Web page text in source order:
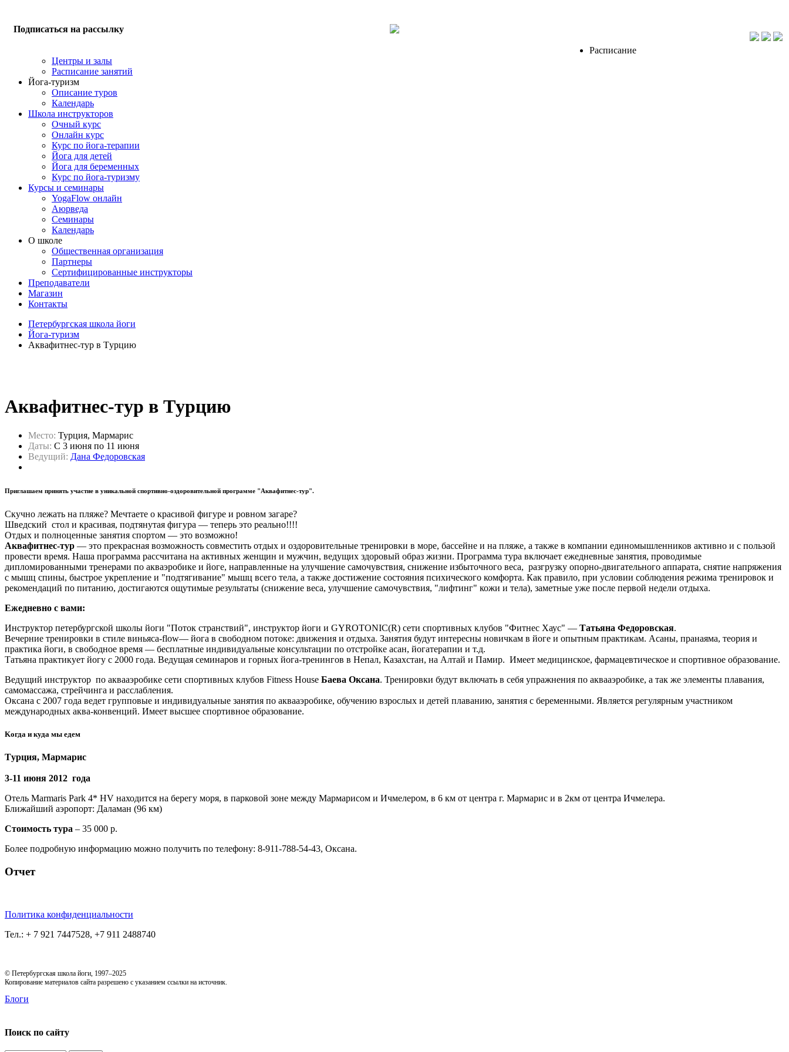
Подписаться на рассылку
Расписание
Центры и залы
Расписание занятий
Йога-туризм
Описание туров
Календарь
Школа инструкторов
Очный курс
Онлайн курс
Курс по йога-терапии
Йога для детей
Йога для беременных
Курс по йога-туризму
Курсы и семинары
YogaFlow онлайн
Аюрведа
Семинары
Календарь
О школе
Общественная организация
Партнеры
Сертифицированные инструкторы
Преподаватели
Магазин
Контакты
Петербургская школа йоги
Йога-туризм
Aквафитнес-тур в Tурцию
Aквафитнес-тур в Tурцию
Место: Турция, Мармарис
Даты: C 3 июня по 11 июня
Ведущий: Дана Федоровская
Приглашаем принять участие в уникальной спортивно-оздоровительной программе "Aквафитнес-тур".
Скучно лежать на пляже? Мечтаете о красивой фигуре и ровном загаре?
Шведский стол и красивая, подтянутая фигура — теперь это реально!!!!
Отдых и полноценные занятия спортом — это возможно!
Аквафитнес-тур — это прекрасная возможность совместить отдых и оздоровительные тренировки в море, бассейне и на пляже, а также в компании единомышленников активно и с пользой
провести время. Наша программа рассчитана на активных женщин и мужчин, ведущих здоровый образ жизни. Программа тура включает ежедневные занятия, проводимые
дипломированными тренерами по акваэробике и йоге, направленные на улучшение самочувствия, снижение избыточного веса, разгрузку опорно-двигательного аппарата, снятие напряжения
с мышц спины, быстрое укрепление и "подтягивание" мышц всего тела, а также достижение состояния психического комфорта. Как правило, при условии соблюдения режима тренировок и
рекомендаций по питанию, достигаются ощутимые результаты (снижение веса, улучшение самочувствия, "лифтинг" кожи и тела), заметные уже после первой недели отдыха.
Ежедневно с вами:
Инструктор петербургской школы йоги "Поток странствий", инструктор йоги и GYROTONIC(R) сети спортивных клубов "Фитнес Хаус" — Татьяна Федоровская.
Вечерние тренировки в стиле виньяса-flow— йога в свободном потоке: движения и отдыха. Занятия будут интересны новичкам в йоге и опытным практикам. Асаны, пранаяма, теория и
практика йоги, в свободное время — бесплатные индивидуальные консультации по отстройке асан, йогатерапии и т.д.
Татьяна практикует йогу с 2000 года. Ведущая семинаров и горных йога-тренингов в Непал, Казахстан, на Алтай и Памир. Имеет медицинское, фармацевтическое и спортивное образование.
Ведущий инструктор по аквааэробике сети спортивных клубов Fitness House Баева Оксана. Тренировки будут включать в себя упражнения по аквааэробике, а так же элементы плавания,
самомассажа, стрейчинга и расслабления.
Оксана с 2007 года ведет групповые и индивидуальные занятия по аквааэробике, обучению взрослых и детей плаванию, занятия с беременными. Является регулярным участником
международных аква-конвенций. Имеет высшее спортивное образование.
Kогда и куда мы едем
Tурция, Mармарис
3-11 июня 2012 года
Отель Marmaris Park 4* HV находится на берегу моря, в парковой зоне между Мармарисом и Ичмелером, в 6 км от центра г. Мармарис и в 2км от центра Ичмелера.
Ближайший аэропорт: Даламан (96 км)
Стоимость тура – 35 000 р.
Более подробную информацию можнo получить по телефону: 8-911-788-54-43, Оксана.
Отчет
Политика конфиденциальности
Тел.: + 7 921 7447528, +7 911 2488740
© Петербургская школа йоги, 1997–2025
Копирование материалов сайта разрешено с указанием ссылки на источник.
Блоги
Поиск по сайту